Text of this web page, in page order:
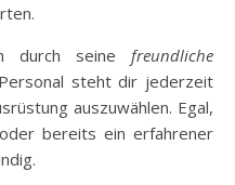
durch seine freundliche
steht dir jederzeit
auszuwählen. Egal,
bereits ein erfahrener